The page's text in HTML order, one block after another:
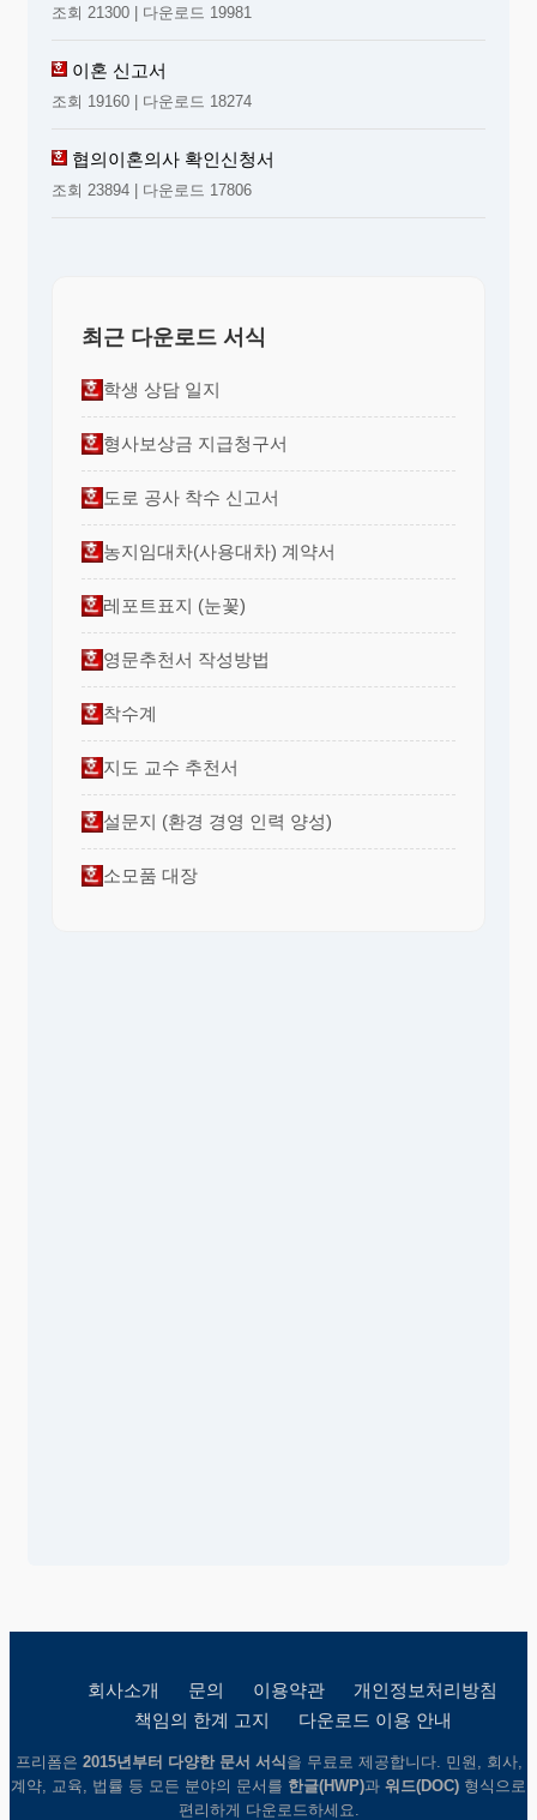
조회 21300 | 다운로드 19981
이혼 신고서
조회 19160 | 다운로드 18274
협의이혼의사 확인신청서
조회 23894 | 다운로드 17806
최근 다운로드 서식
학생 상담 일지
형사보상금 지급청구서
도로 공사 착수 신고서
농지임대차(사용대차) 계약서
레포트표지 (눈꽃)
영문추천서 작성방법
착수계
지도 교수 추천서
설문지 (환경 경영 인력 양성)
소모품 대장
회사소개 문의 이용약관
개인정보처리방침
책임의 한계 고지
다운로드 이용 안내
프리폼은 2015년부터 다양한 문서 서식 을 무료로 제공합니다. 민원, 회사,
계약, 교육, 법률 등 모든 분야의 문서를 한글(HWP)과 워드(DOC) 형식으로
편리하게 다운로드하세요.